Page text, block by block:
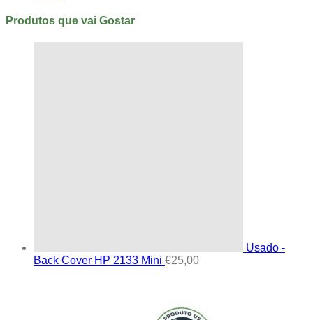
Produtos que vai Gostar
Usado -
Back Cover HP 2133 Mini €25,00